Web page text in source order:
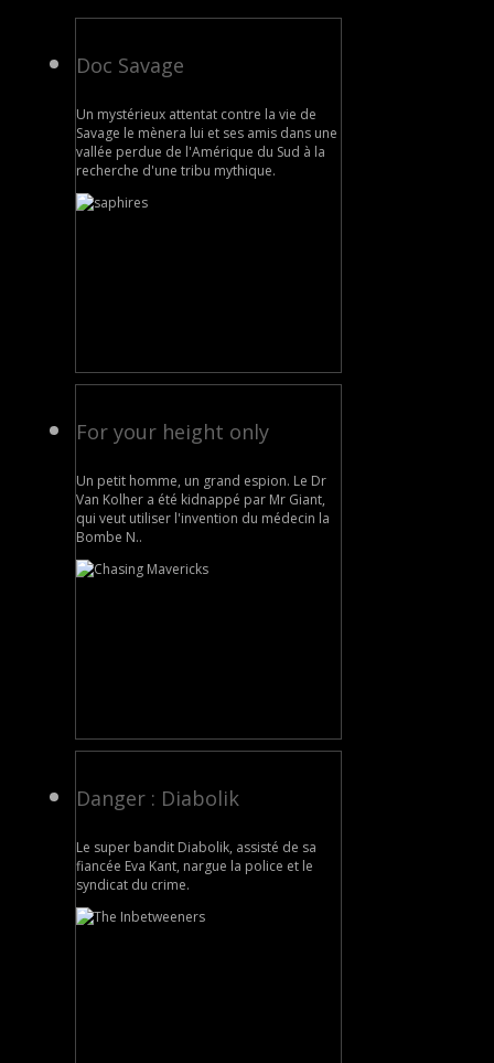
Doc Savage
Un mystérieux attentat contre la vie de
Savage le mènera lui et ses amis dans une
vallée perdue de l'Amérique du Sud à la
recherche d'une tribu mythique.
For your height only
Un petit homme, un grand espion. Le Dr
Van Kolher a été kidnappé par Mr Giant,
qui veut utiliser l'invention du médecin la
Bombe N..
Danger : Diabolik
Le super bandit Diabolik, assisté de sa
fiancée Eva Kant, nargue la police et le
syndicat du crime.